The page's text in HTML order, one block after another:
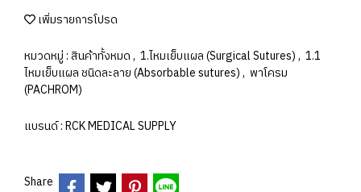
เพิ่มรายการโปรด
หมวดหมู่ :สินค้าทั้งหมด, 1.ไหมเย็บแผล (Surgical Sutures), 1.1
ไหมเย็บแผล ชนิดละลาย (Absorbable sutures), พาโครม
(PACHROM)
แบรนด์ :RCK MEDICAL SUPPLY
Share